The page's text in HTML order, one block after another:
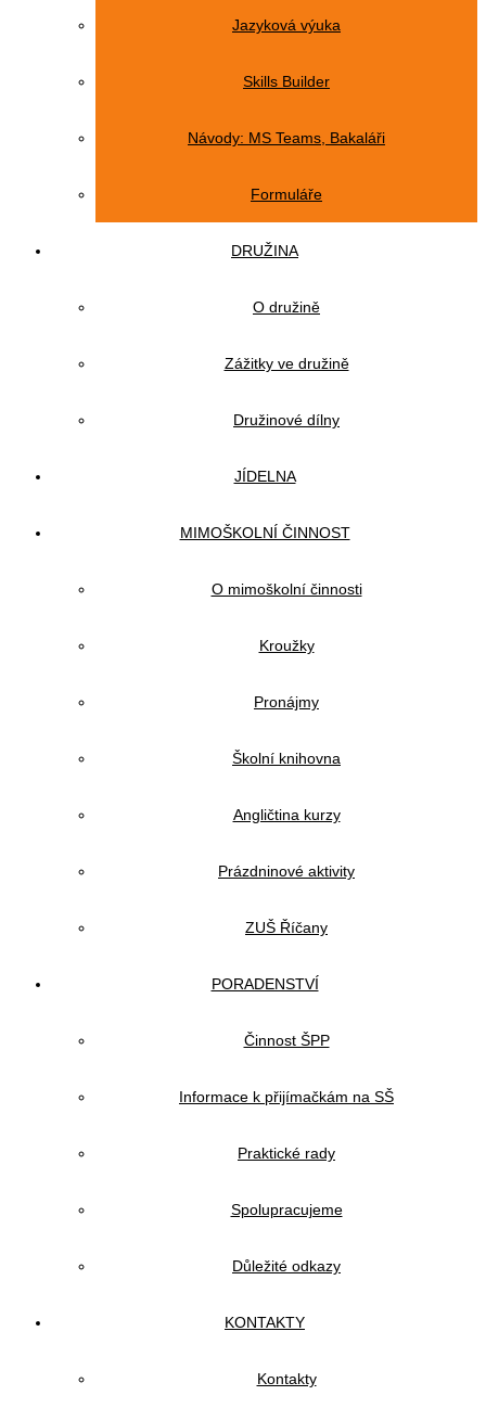
Jazyková výuka
Skills Builder
Návody: MS Teams, Bakaláři
Formuláře
DRUŽINA
O družině
Zážitky ve družině
Družinové dílny
JÍDELNA
MIMOŠKOLNÍ ČINNOST
O mimoškolní činnosti
Kroužky
Pronájmy
Školní knihovna
Angličtina kurzy
Prázdninové aktivity
ZUŠ Říčany
PORADENSTVÍ
Činnost ŠPP
Informace k přijímačkám na SŠ
Praktické rady
Spolupracujeme
Důležité odkazy
KONTAKTY
Kontakty